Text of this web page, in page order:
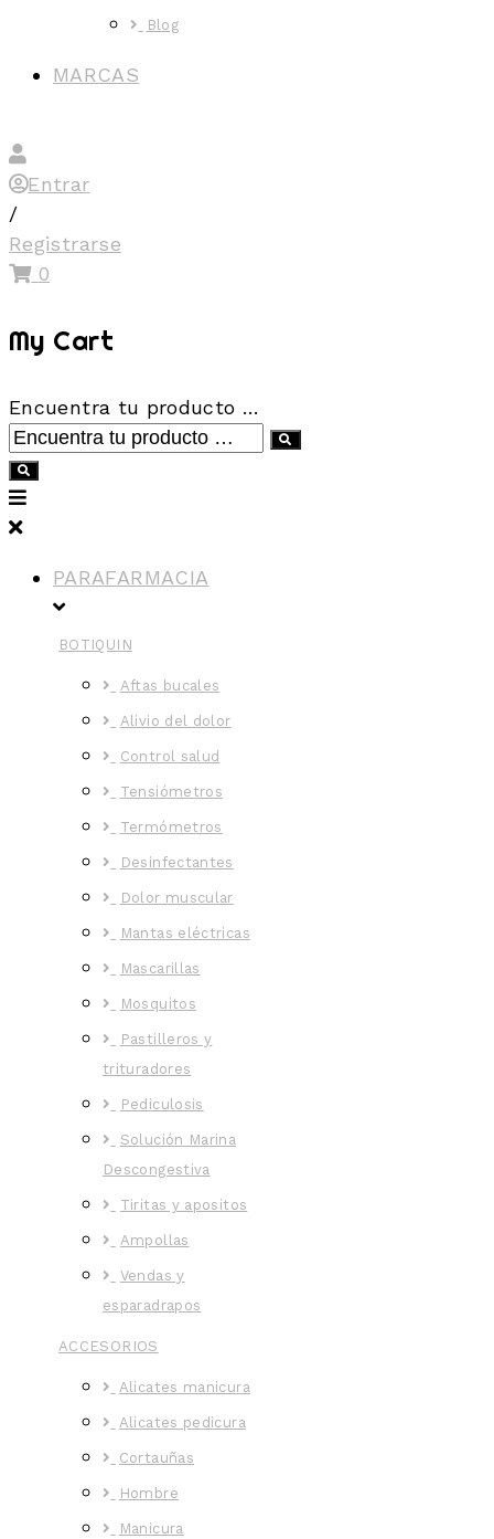
Blog
MARCAS
Entrar
/
Registrarse
0
My Cart
Encuentra tu producto …
PARAFARMACIA
BOTIQUIN
Aftas bucales
Alivio del dolor
Control salud
Tensiómetros
Termómetros
Desinfectantes
Dolor muscular
Mantas eléctricas
Mascarillas
Mosquitos
Pastilleros y
trituradores
Pediculosis
Solución Marina
Descongestiva
Tiritas y apositos
Ampollas
Vendas y
esparadrapos
ACCESORIOS
Alicates manicura
Alicates pedicura
Cortauñas
Hombre
Manicura